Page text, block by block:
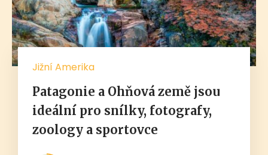
Jižní Amerika
Patagonie a Ohňová země jsou
ideální pro snílky, fotografy,
zoology a sportovce